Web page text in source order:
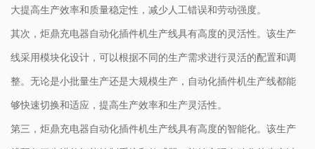
大提高生产效率和质量稳定性，减少人工错误和劳动强度。
其次，炬鼎充电器自动化插件机生产线具有高度的灵活性。该生产
线采用模块化设计，可以根据不同的生产需求进行灵活的配置和调
整。无论是小批量生产还是大规模生产，自动化插件机生产线都能
够快速切换和适应，提高生产效率和生产灵活性。
第三，炬鼎充电器自动化插件机生产线具有高度的智能化。该生产